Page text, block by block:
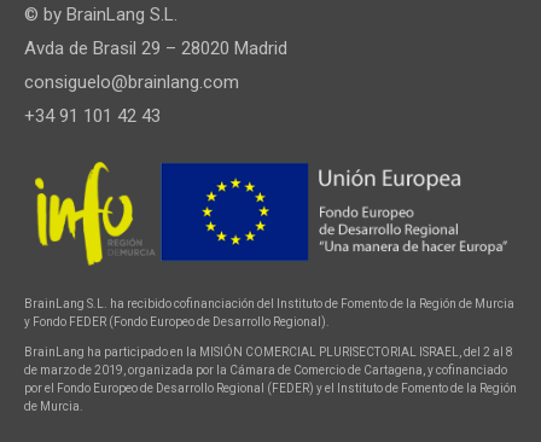
© by BrainLang S.L.
Avda de Brasil 29 – 28020 Madrid
consiguelo@brainlang.com
+34 91 101 42 43
BrainLang S.L. ha recibido cofinanciación del Instituto de Fomento de la Región de Murcia
y Fondo FEDER (Fondo Europeo de Desarrollo Regional).
BrainLang ha participado en la MISIÓN COMERCIAL PLURISECTORIAL ISRAEL, del 2 al 8
de marzo de 2019, organizada por la Cámara de Comercio de Cartagena, y cofinanciado
por el Fondo Europeo de Desarrollo Regional (FEDER) y el Instituto de Fomento de la Región
de Murcia.